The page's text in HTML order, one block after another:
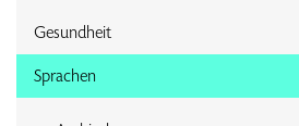
Gesundheit
Sprachen